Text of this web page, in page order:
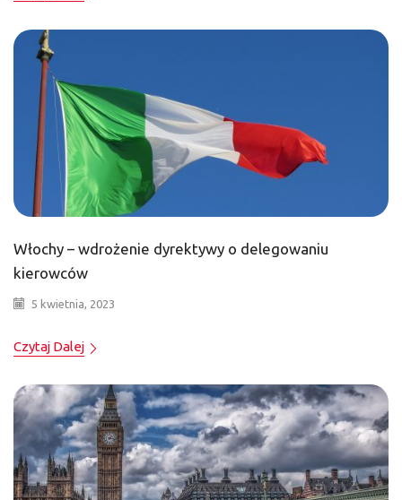
Włochy – wdrożenie dyrektywy o delegowaniu
kierowców
5 kwietnia, 2023
Czytaj Dalej